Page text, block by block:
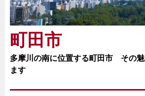
町田市
多摩川の南に位置する町田市 その
ます